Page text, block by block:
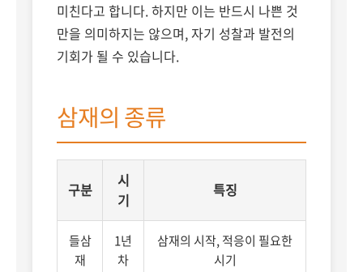
미친다고 합니다. 하지만 이는 반드시 나쁜 것
만을 의미하지는 않으며, 자기 성찰과 발전의
기회가 될 수 있습니다.
삼재의 종류
구분
시
기
특징
들삼
재
1년
차
삼재의 시작, 적응이 필요한
시기